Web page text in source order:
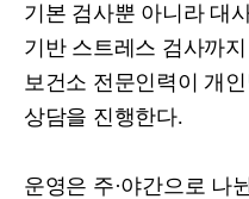
기본 검사뿐 아니라 대
기반 스트레스 검사까
보건소 전문인력이 개
상담을 진행한다.
운영은 주·야간으로 나